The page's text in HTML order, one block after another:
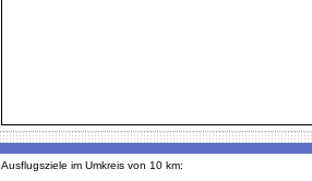
Ausflugsziele im Umkreis von 10 km: